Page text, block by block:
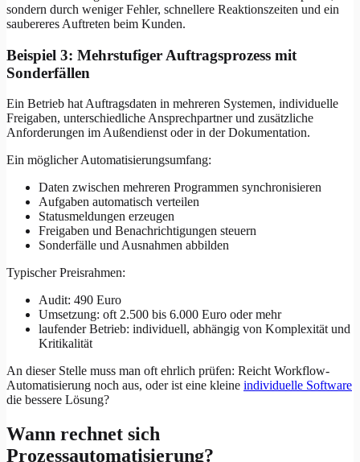
sondern durch weniger Fehler, schnellere Reaktionszeiten und ein
saubereres Auftreten beim Kunden.
Beispiel 3: Mehrstufiger Auftragsprozess mit
Sonderfällen
Ein Betrieb hat Auftragsdaten in mehreren Systemen, individuelle
Freigaben, unterschiedliche Ansprechpartner und zusätzliche
Anforderungen im Außendienst oder in der Dokumentation.
Ein möglicher Automatisierungsumfang:
Daten zwischen mehreren Programmen synchronisieren
Aufgaben automatisch verteilen
Statusmeldungen erzeugen
Freigaben und Benachrichtigungen steuern
Sonderfälle und Ausnahmen abbilden
Typischer Preisrahmen:
Audit: 490 Euro
Umsetzung: oft 2.500 bis 6.000 Euro oder mehr
laufender Betrieb: individuell, abhängig von Komplexität und
Kritikalität
An dieser Stelle muss man oft ehrlich prüfen: Reicht Workflow-
Automatisierung noch aus, oder ist eine kleine individuelle Software
die bessere Lösung?
Wann rechnet sich
Prozessautomatisierung?